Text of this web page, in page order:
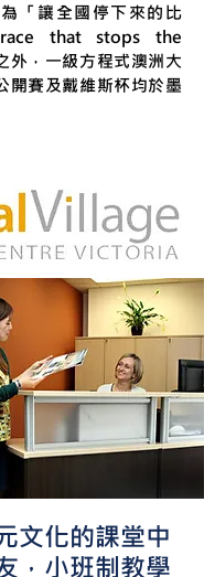
為「讓全國停下來的比
that stops the
， 一級方程式澳洲大
開賽及戴維斯杯均於墨
文化的課堂中
，小班制教學